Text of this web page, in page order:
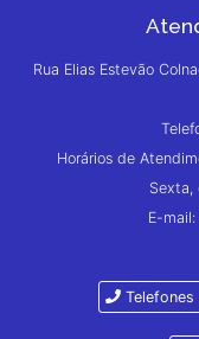
Rua Elias Estevão
Horários de
Sexta,
E-
Telefones